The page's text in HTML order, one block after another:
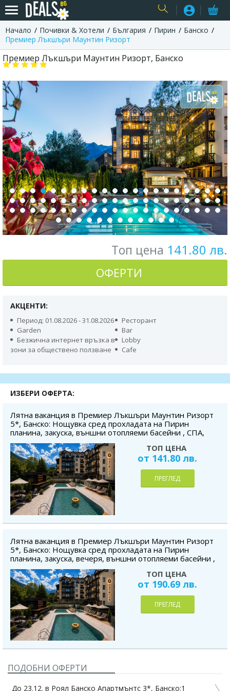
USER
Начало Почивки & Хотели България Пирин
Банско
Премиер Лъкшъри Маунтин Ризорт
Премиер Лъкшъри Маунтин Ризорт, Банско
Топ цена 141.80 лв.
ОФЕРТИ
АКЦЕНТИ:
Период: 01.08.2026 - 31.08.2026
Ресторант
Garden
Bar
Безжична интернет връзка в
зони за обществено ползване
Lobby
Cafe
ИЗБЕРИ ОФЕРТА:
Лятна ваканция в Премиер Лъкшъри Маунтин Ризорт
5*, Банско: Нощувка сред прохладата на Пирин
планина, закуска, външни отопляеми басейни , СПА,
безплатно за дете до 5.99г
ТОП ЦЕНА
от 141.80 лв.
ПРЕГЛЕД
Лятна ваканция в Премиер Лъкшъри Маунтин Ризорт
5*, Банско: Нощувка сред прохладата на Пирин
планина, закуска, вечеря, външни отопляеми басейни ,
СПА, безплатно за дете до 5.99г
ТОП ЦЕНА
от 190.69 лв.
ПРЕГЛЕД
ПОДОБНИ ОФЕРТИ
До 23.12. в Роял Банско Апартмънтс 3*, Банско:1